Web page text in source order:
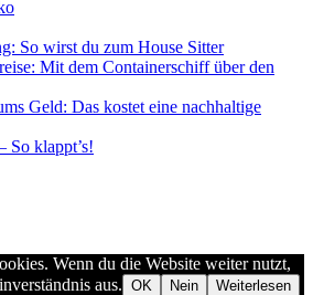
So wirst du zum House Sitter
Mit dem Containerschiff über den
Geld: Das kostet eine nachhaltige
So klappt’s!
Wenn du die Website weiter nutzt,
aus. OK Nein Weiterlesen